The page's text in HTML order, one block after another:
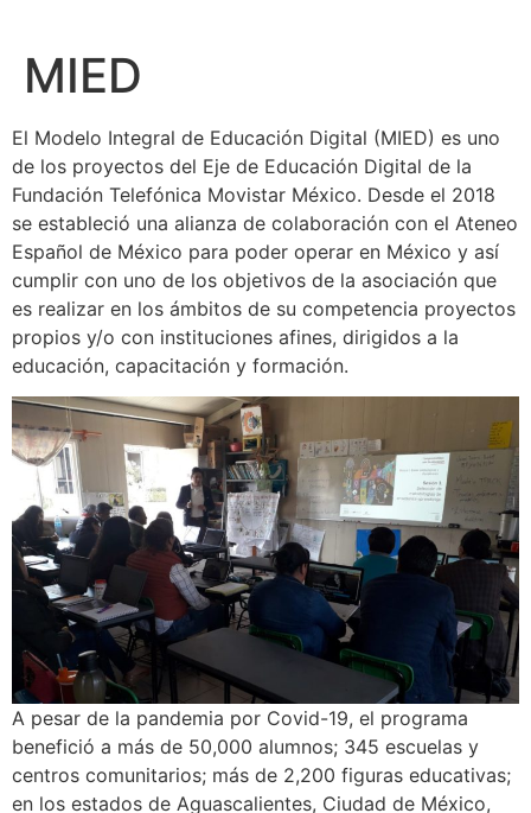
MIED
El Modelo Integral de Educación Digital (MIED) es uno
de los proyectos del Eje de Educación Digital de la
Fundación Telefónica Movistar México. Desde el 2018
se estableció una alianza de colaboración con el Ateneo
Español de México para poder operar en México y así
cumplir con uno de los objetivos de la asociación que
es realizar en los ámbitos de su competencia proyectos
propios y/o con instituciones afines, dirigidos a la
educación, capacitación y formación.
A pesar de la pandemia por Covid-19, el programa
benefició a más de 50,000 alumnos; 345 escuelas y
centros comunitarios; más de 2,200 figuras educativas;
en los estados de Aguascalientes, Ciudad de México,